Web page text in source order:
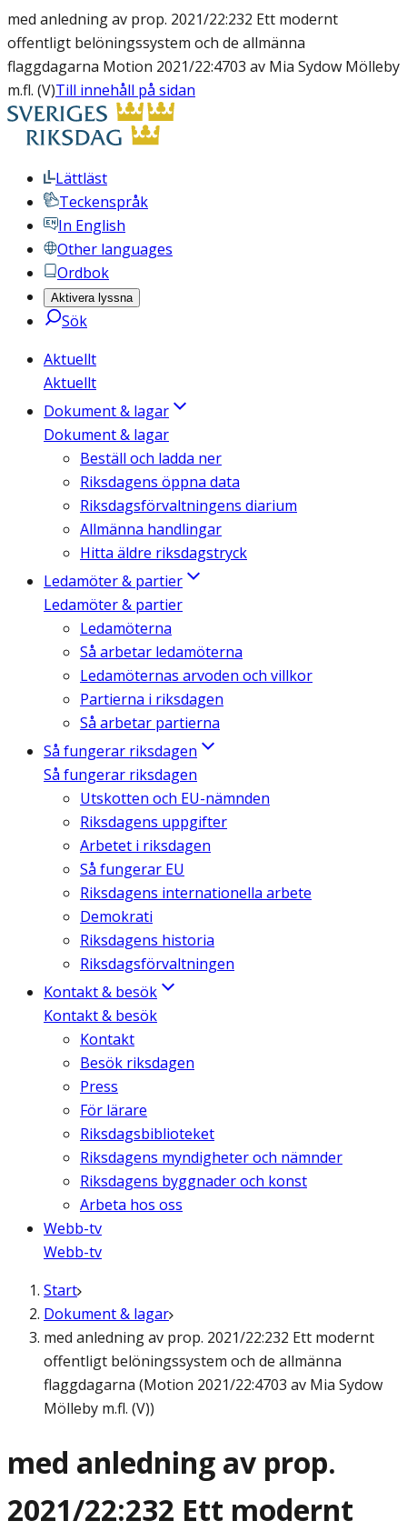
med anledning av prop. 2021/22:232 Ett modernt
offentligt belöningssystem och de allmänna
flaggdagarna Motion 2021/22:4703 av Mia Sydow Mölleby
m.fl. (V)Till innehåll på sidan
Lättläst
Teckenspråk
In English
Other languages
Ordbok
Aktivera lyssna
Sök
Aktuellt
Aktuellt
Dokument & lagar
Dokument & lagar
Beställ och ladda ner
Riksdagens öppna data
Riksdagsförvaltningens diarium
Allmänna handlingar
Hitta äldre riksdagstryck
Ledamöter & partier
Ledamöter & partier
Ledamöterna
Så arbetar ledamöterna
Ledamöternas arvoden och villkor
Partierna i riksdagen
Så arbetar partierna
Så fungerar riksdagen
Så fungerar riksdagen
Utskotten och EU-nämnden
Riksdagens uppgifter
Arbetet i riksdagen
Så fungerar EU
Riksdagens internationella arbete
Demokrati
Riksdagens historia
Riksdagsförvaltningen
Kontakt & besök
Kontakt & besök
Kontakt
Besök riksdagen
Press
För lärare
Riksdagsbiblioteket
Riksdagens myndigheter och nämnder
Riksdagens byggnader och konst
Arbeta hos oss
Webb-tv
Webb-tv
Start
Dokument & lagar
med anledning av prop. 2021/22:232 Ett modernt
offentligt belöningssystem och de allmänna
flaggdagarna (Motion 2021/22:4703 av Mia Sydow
Mölleby m.fl. (V))
med anledning av prop.
2021/22:232 Ett modernt